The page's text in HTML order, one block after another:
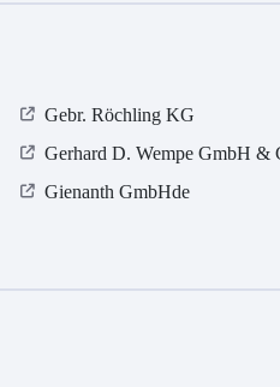
Gebr. Röchling KG
Gerhard D. Wempe GmbH &
Gienanth GmbHde